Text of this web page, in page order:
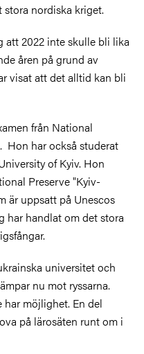
nordiska kriget.
att 2022 inte skulle bli lika
åren på grund av
visat att det alltid kan bli
från National
Hon har också studerat
of Kyiv. Hon
Preserve "Kyiv-
är uppsatt på Unescos
har handlat om det stora
universitet och
nu mot ryssarna.
har möjlighet. En del
på lärosäten runt om i